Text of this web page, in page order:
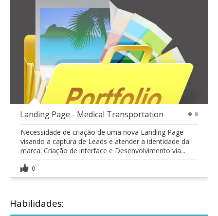
Landing Page - Medical Transportation
Necessidade de criação de uma nova Landing Page
visando a captura de Leads e atender a identidade da
marca. Criação de interface e Desenvolvimento via...
0
Habilidades: